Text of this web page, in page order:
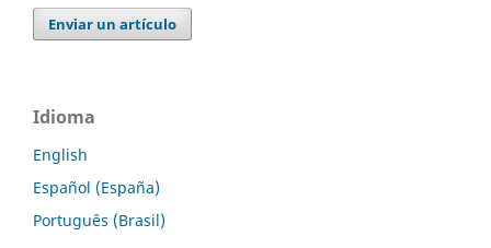
Enviar un artículo
Idioma
English
Español (España)
Português (Brasil)